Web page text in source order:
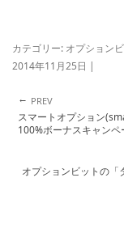
カテゴリー: オプション
2014年11月25日 |
投稿ナビゲーショ
←
スマートオプション
100%ボーナスキャンペ
オプションビットの「